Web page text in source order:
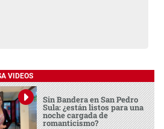
VIDEOS
Sin Bandera en San Pedro
Sula: ¿están listos para una
noche cargada de
romanticismo?